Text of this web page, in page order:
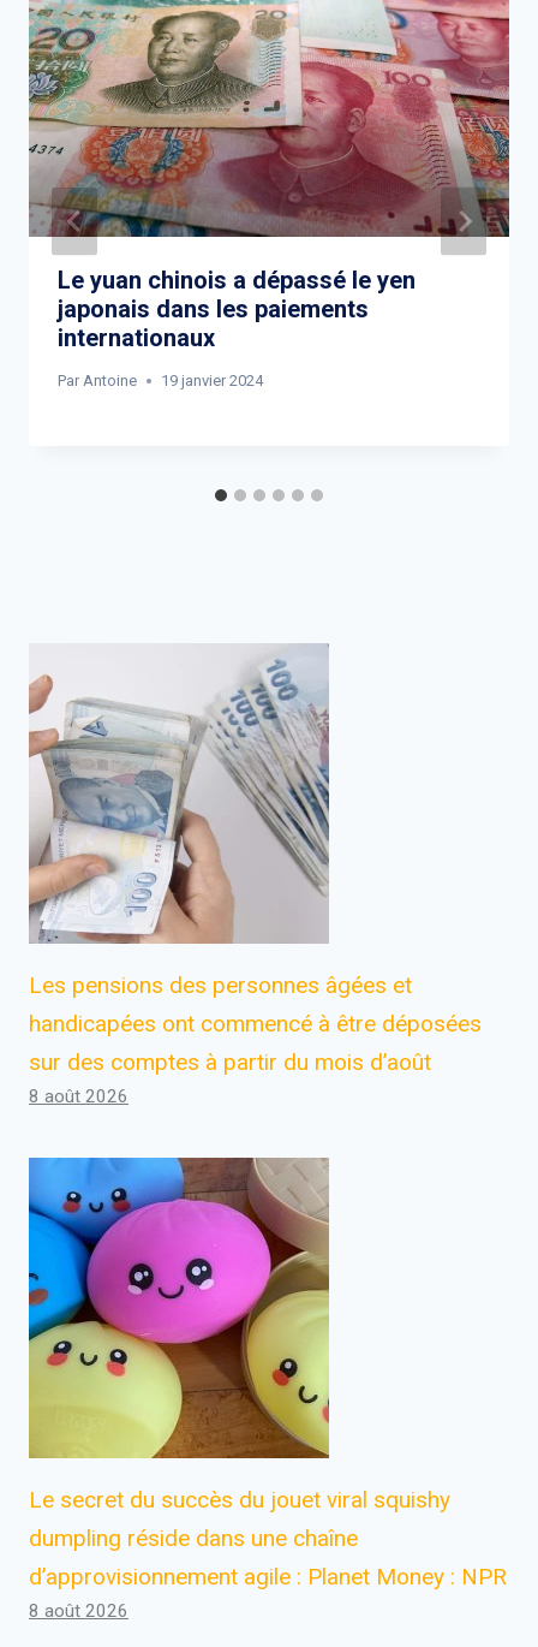
Le yuan chinois a dépassé le yen
japonais dans les paiements
internationaux
Par Antoine 19 janvier 2024
Les pensions des personnes âgées et
handicapées ont commencé à être déposées
sur des comptes à partir du mois d’août
8 août 2026
Le secret du succès du jouet viral squishy
dumpling réside dans une chaîne
d’approvisionnement agile : Planet Money : NPR
8 août 2026